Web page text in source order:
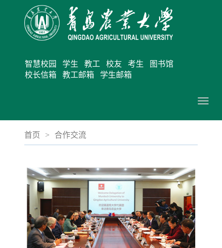
智慧校园 学生 教工 校友 考生
图书馆
校长信箱
教工邮箱 学生邮箱
切
换
首页 > 合作交流